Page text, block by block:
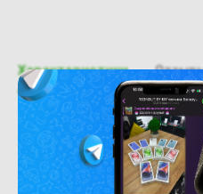
Характеристики
Общая информация
Производитель
HP
Тип товара
Доп.